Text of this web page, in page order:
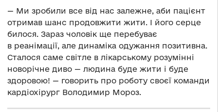
— Ми зробили все від нас залежне, аби пацієнт
отримав шанс продовжити жити. І його серце
билося. Зараз чоловік ще перебуває
в реанімації, але динаміка одужання позитивна.
Сталося саме світле в лікарському розумінні
новорічне диво — людина буде жити і буде
здоровою! — говорить про роботу своєї команди
кардіохірург Володимир Мороз.